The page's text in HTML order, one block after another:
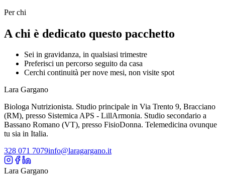
Per chi
A chi è dedicato questo pacchetto
Sei in gravidanza, in qualsiasi trimestre
Preferisci un percorso seguito da casa
Cerchi continuità per nove mesi, non visite spot
Lara Gargano
Biologa Nutrizionista. Studio principale in Via Trento 9, Bracciano
(RM), presso Sistemica APS - LillArmonia. Studio secondario a
Bassano Romano (VT), presso FisioDonna. Telemedicina ovunque
tu sia in Italia.
328 071 7079info@laragargano.it
Lara Gargano